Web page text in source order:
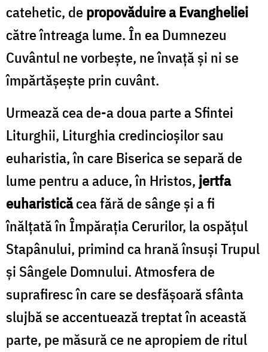
catehetic, depropovăduire a Evangheliei
către întreaga lume. În ea Dumnezeu
Cuvântul ne vorbește, ne învață și ni se
împărtășește prin cuvânt.
Urmează cea de-a doua parte a Sfintei
Liturghii, Liturghia credincioșilor sau
euharistia, în care Biserica se separă de
lume pentru a aduce, în Hristos, jertfa
euharisticăcea fără de sânge și a fi
înălțată în Împărația Cerurilor, la ospățul
Stapânului, primind ca hrană însuși Trupul
și Sângele Domnului. Atmosfera de
suprafiresc în care se desfășoară sfânta
slujbă se accentuează treptat în această
parte, pe măsură ce ne apropiem de ritul